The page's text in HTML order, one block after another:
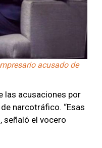
acusado de
las acusaciones por
narcotráfico. “Esas
señaló el vocero